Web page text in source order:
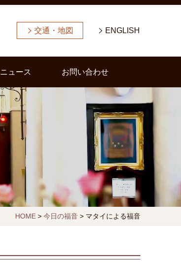
交通・地図 ENGLISH
ニュース お問い合わせ
HOME> 今日の福音> マタイによる福音